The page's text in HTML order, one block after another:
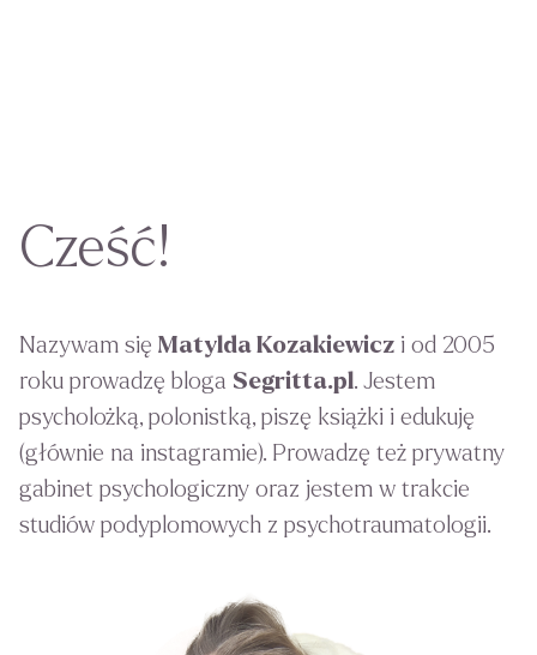
Cześć!
Nazywam się Matylda Kozakiewicz i od 2005
roku prowadzę bloga Segritta.pl. Jestem
psycholożką, polonistką, piszę książki i edukuję
(głównie na instagramie). Prowadzę też prywatny
gabinet psychologiczny oraz jestem w trakcie
studiów podyplomowych z psychotraumatologii.